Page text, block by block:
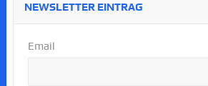
NEWSLETTER EINTRAG
Email